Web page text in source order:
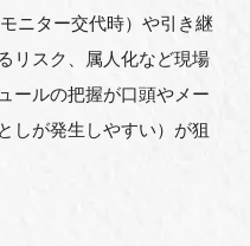
ニター交代時）や引き継
リスク、属人化など現場
ールの把握が口頭やメー
しが発生しやすい）が狙